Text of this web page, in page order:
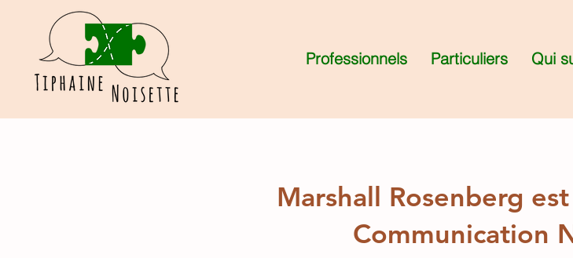
Professionnels Particuliers Qui
Marshall Rosenberg
Communication